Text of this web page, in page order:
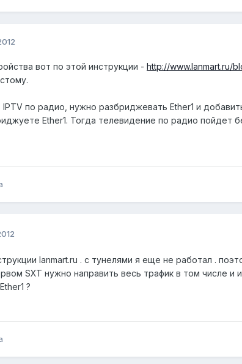
вот по этой инструкции - http://www.lanmart.ru/
по радио, нужно разбриджевать Ether1 и
Ether1. Тогда телевидение по радио пойдет
lanmart.ru . с тунелями я еще не работал .
SXT нужно направить весь трафик в том числе
?